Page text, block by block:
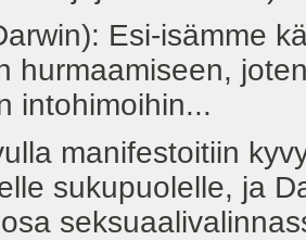
Esi-isämme
hurmaamiseen,
intohimoihin...
manifestoitiin
sukupuolelle, ja